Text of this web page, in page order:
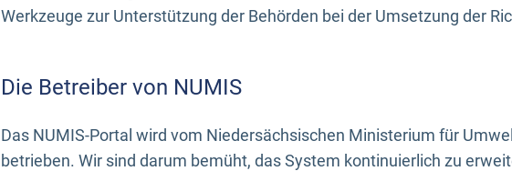
Werkzeuge zur Unterstützung der Behörden bei der Umsetzung der
Die Betreiber von NUMIS
Das NUMIS-Portal wird vom Niedersächsischen Ministerium für
betrieben. Wir sind darum bemüht, das System kontinuierlich zu